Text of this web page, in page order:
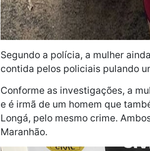
Segundo a polícia, a mulher
contida pelos policiais pulando
Conforme as investigações, a
e é irmã de um homem que
Longá, pelo mesmo crime.
Maranhão.